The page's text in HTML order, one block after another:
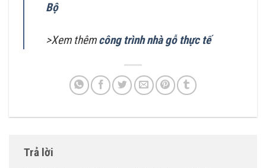
Bộ
>Xem thêmcông trình nhà gỗ thực tế
Trả lời